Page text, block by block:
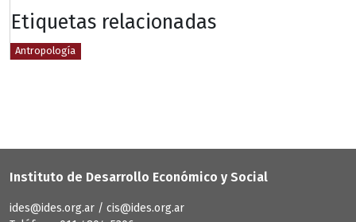
Etiquetas relacionadas
Antropología
Instituto de Desarrollo Económico y Social
ides@ides.org.ar / cis@ides.org.ar